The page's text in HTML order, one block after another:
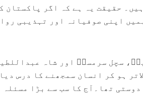
حقیقت یہ ہے کہ اگر پاکستان
اپنی صوفیانہ اور تہذیبی
سچل سرمستؒ اور شاہ
ہو کر انسان سمجھنے کا درس
تھا۔آج کا سب سے بڑا مسئلہ